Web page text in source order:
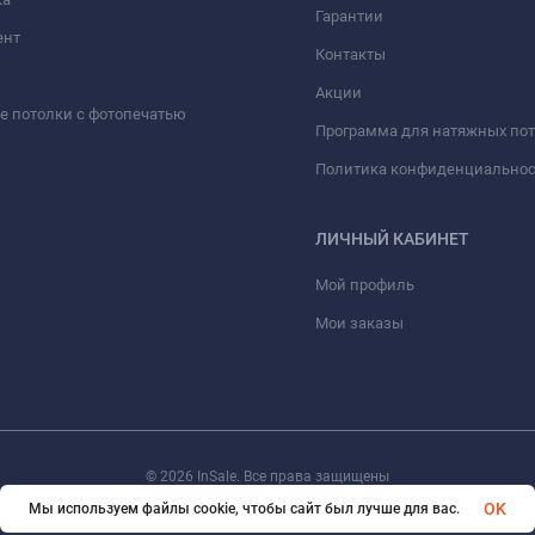
потолки с фотопечатью
Гарантии
Контакты
Акции
Программа для натяжных
Политика
ЛИЧНЫЙ КАБИНЕТ
Мой профиль
Мои заказы
© 2026 InSale. Все права защищены
Мы используем файлы cookie, чтобы сайт был лучше для вас.
OK